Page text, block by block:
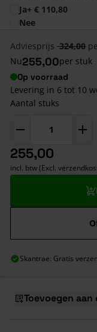
Ja+ € 110,80
Nee
Adviesprijs 324,00
Nu255,00per stuk
Op voorraad
Levering in 6 tot 10
Aantal stuks
255,00
incl. btw (Excl.
Skantrae: Gratis
Toevoegen